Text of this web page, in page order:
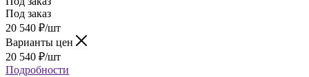
Под заказ
20 540 ₽/шт
Варианты цен
20 540 ₽/шт
Подробности